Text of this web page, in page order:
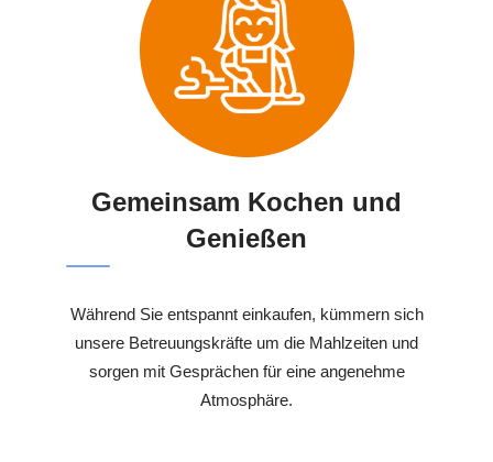
Gemeinsam Kochen und
Genießen
Während Sie entspannt einkaufen, kümmern sich
unsere Betreuungskräfte um die Mahlzeiten und
sorgen mit Gesprächen für eine angenehme
Atmosphäre.